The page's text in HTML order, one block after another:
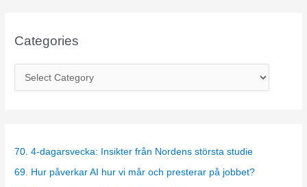
Categories
a
g
70. 4-dagarsvecka: Insikter från Nordens största studie
69. Hur påverkar AI hur vi mår och presterar på jobbet?